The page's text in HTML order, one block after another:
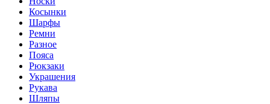
Косынки
Шарфы
Ремни
Разное
Пояса
Рюкзаки
Украшения
Рукава
Шляпы